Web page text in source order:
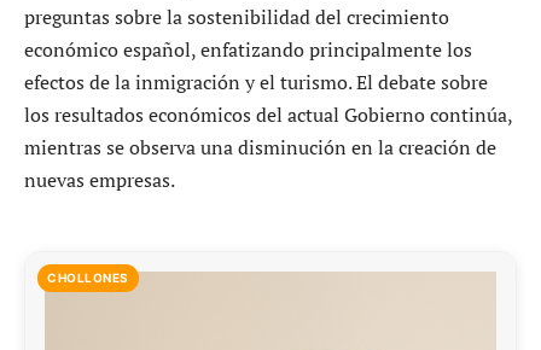
preguntas sobre la sostenibilidad del crecimiento
económico español, enfatizando principalmente los
efectos de la inmigración y el turismo. El debate sobre
los resultados económicos del actual Gobierno continúa,
mientras se observa una disminución en la creación de
nuevas empresas.
CHOLLONES